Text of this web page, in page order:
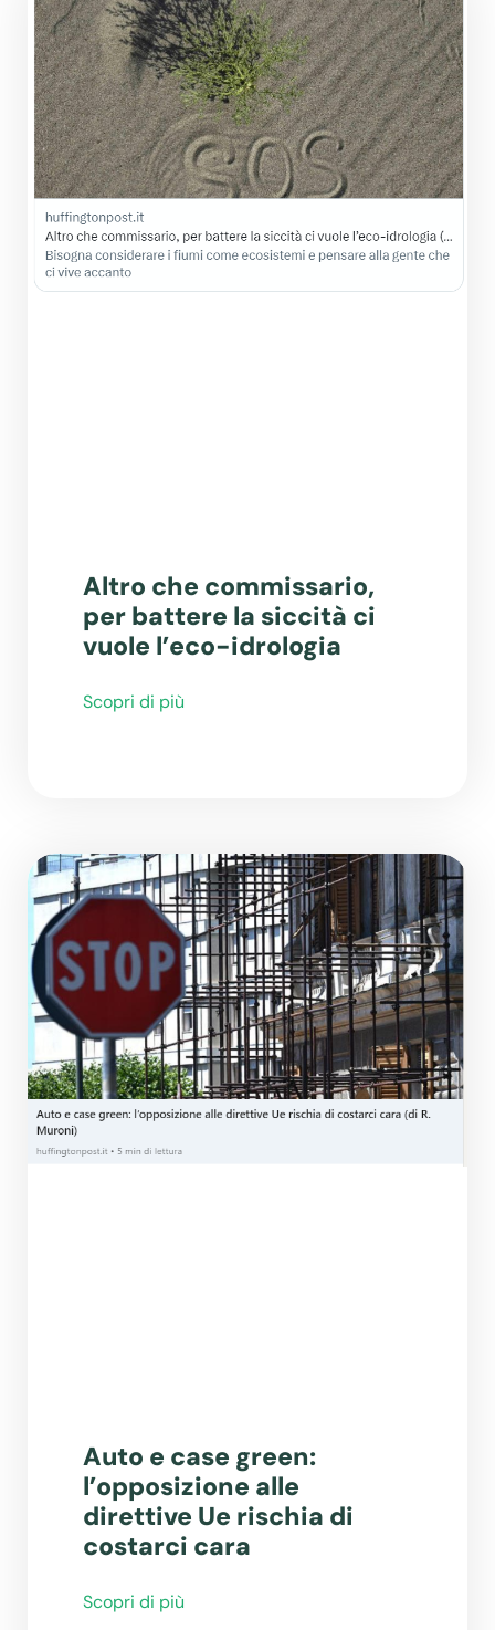
Altro che commissario,
per battere la siccità ci
vuole l’eco-idrologia
Scopri di più
Auto e case green:
l’opposizione alle
direttive Ue rischia di
costarci cara
Scopri di più